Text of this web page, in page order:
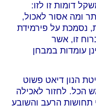
דומות זו לזו:
ומה אסור לאכול,
נסמכת על פירמידת
זו, אשר
עומדות במבחן
הנון דיאט פשוט
הכל. לחזור לאכילה
תחושות הרעב והשובע